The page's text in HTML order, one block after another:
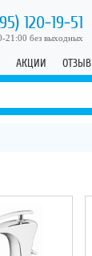
120-19-51
21:00 без выходных
АКЦИИ